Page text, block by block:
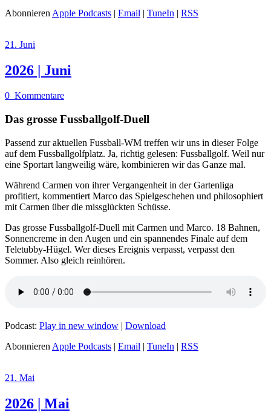
Abonnieren Apple Podcasts | Email | TuneIn | RSS
21. Juni
2026 | Juni
0 Kommentare
Das grosse Fussballgolf-Duell
Passend zur aktuellen Fussball-WM treffen wir uns in dieser Folge
auf dem Fussballgolfplatz. Ja, richtig gelesen: Fussballgolf. Weil nur
eine Sportart langweilig wäre, kombinieren wir das Ganze mal.
Während Carmen von ihrer Vergangenheit in der Gartenliga
profitiert, kommentiert Marco das Spielgeschehen und philosophiert
mit Carmen über die missglückten Schüsse.
Das grosse Fussballgolf-Duell mit Carmen und Marco. 18 Bahnen,
Sonnencreme in den Augen und ein spannendes Finale auf dem
Teletubby-Hügel. Wer dieses Ereignis verpasst, verpasst den
Sommer. Also gleich reinhören.
Podcast: Play in new window | Download
Abonnieren Apple Podcasts | Email | TuneIn | RSS
21. Mai
2026 | Mai